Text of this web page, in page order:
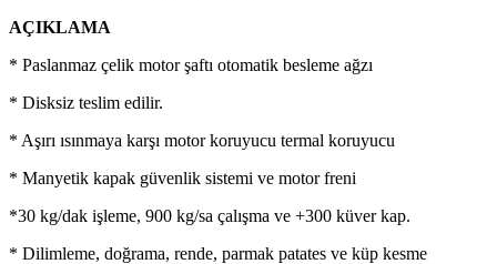
AÇIKLAMA
* Paslanmaz çelik motor şaftı otomatik besleme ağzı
* Disksiz teslim edilir.
* Aşırı ısınmaya karşı motor koruyucu termal koruyucu
* Manyetik kapak güvenlik sistemi ve motor freni
*30 kg/dak işleme, 900 kg/sa çalışma ve +300 küver kap.
* Dilimleme, doğrama, rende, parmak patates ve küp kesme